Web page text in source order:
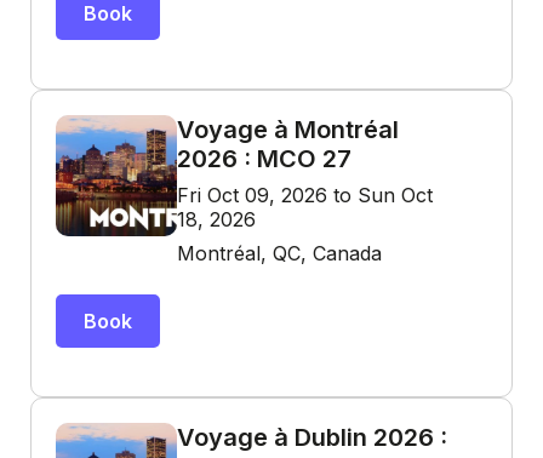
Book
Voyage à Montréal
2026 : MCO 27
Fri Oct 09, 2026 to Sun Oct
18, 2026
Montréal, QC, Canada
Book
Voyage à Dublin 2026 :